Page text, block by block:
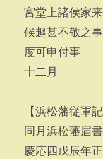
宮堂上諸侯家
候趣甚不敬之
度可申付事
十二月
【浜松藩従軍記
同月浜松藩届
慶応四戊辰年